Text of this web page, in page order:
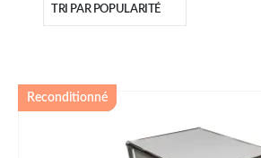
Catégorie :
Reconditionné